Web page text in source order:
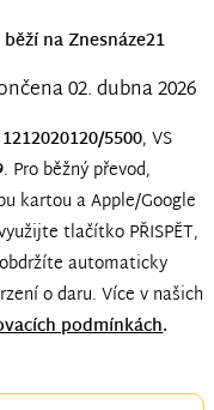
na Znesnáze21
02. dubna 2026
1212020120/5500, VS
. Pro běžný převod,
kartou a Apple/Google
tlačítko PŘISPĚT,
automaticky
o daru. Více v našich
podmínkách.